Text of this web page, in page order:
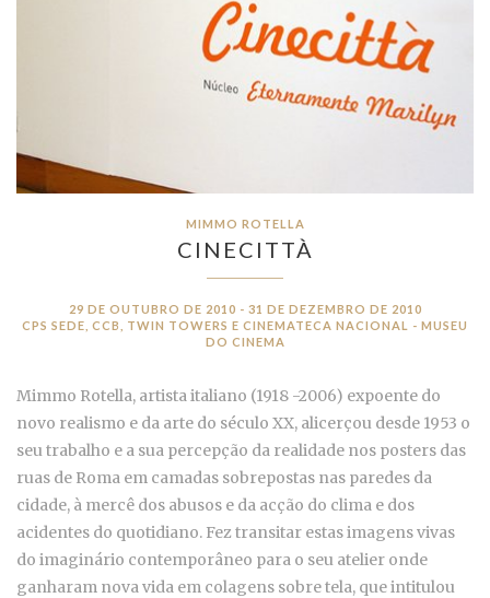
MIMMO ROTELLA
CINECITTÀ
29 DE OUTUBRO DE 2010 - 31 DE DEZEMBRO DE 2010
CPS SEDE, CCB, TWIN TOWERS E CINEMATECA NACIONAL - MUSEU
DO CINEMA
Mimmo Rotella, artista italiano (1918 -2006) expoente do
novo realismo e da arte do século XX, alicerçou desde 1953 o
seu trabalho e a sua percepção da realidade nos posters das
ruas de Roma em camadas sobrepostas nas paredes da
cidade, à mercê dos abusos e da acção do clima e dos
acidentes do quotidiano. Fez transitar estas imagens vivas
do imaginário contemporâneo para o seu atelier onde
ganharam nova vida em colagens sobre tela, que intitulou